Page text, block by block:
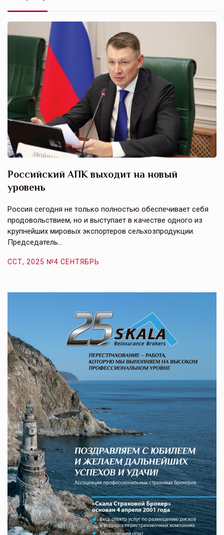
Российский АПК выходит на новый
уровень
Россия сегодня не только полностью обеспечивает себя
продовольствием, но и выступает в качестве одного из
крупнейших мировых экспортеров сельхозпродукции.
Председатель…
ССТ, 2025 №4 СЕНТЯБРЬ